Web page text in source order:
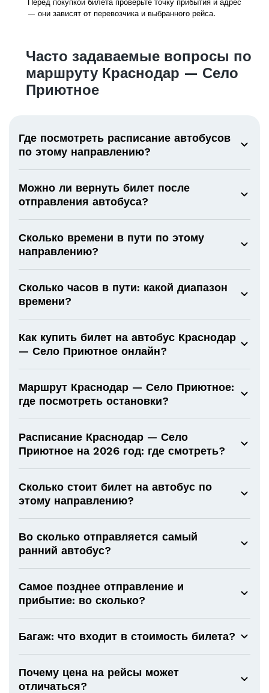
Перед покупкой билета проверьте точку прибытия и адрес
— они зависят от перевозчика и выбранного рейса.
Часто задаваемые вопросы по
маршруту Краснодар — Село
Приютное
Где посмотреть расписание автобусов
по этому направлению?
Можно ли вернуть билет после
отправления автобуса?
Сколько времени в пути по этому
направлению?
Сколько часов в пути: какой диапазон
времени?
Как купить билет на автобус Краснодар
— Село Приютное онлайн?
Маршрут Краснодар — Село Приютное:
где посмотреть остановки?
Расписание Краснодар — Село
Приютное на 2026 год: где смотреть?
Сколько стоит билет на автобус по
этому направлению?
Во сколько отправляется самый
ранний автобус?
Самое позднее отправление и
прибытие: во сколько?
Багаж: что входит в стоимость билета?
Почему цена на рейсы может
отличаться?